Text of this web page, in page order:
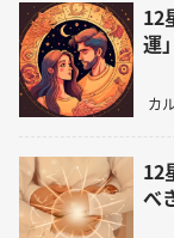
12
運
カ
12
べ